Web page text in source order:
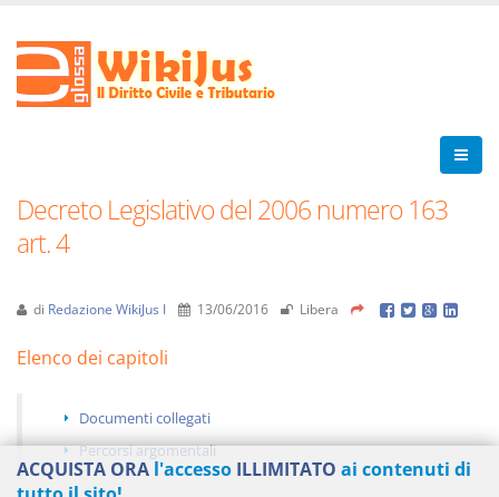
Decreto Legislativo del 2006 numero 163
art. 4
di Redazione WikiJus I 13/06/2016 Libera
Elenco dei capitoli
Documenti collegati
Percorsi argomentali
ACQUISTA ORA l'accesso ILLIMITATO ai contenuti di